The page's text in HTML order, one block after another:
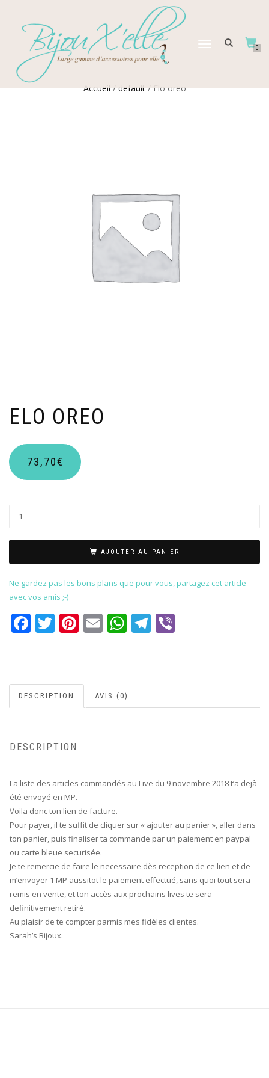
DÉPLIER
0
Accueil/default/ Elo oreo
ELO OREO
73,70€
AJOUTER AU PANIER
Ne gardez pas les bons plans que pour vous, partagez cet article
avec vos amis ;-)
Facebook
Twitter
Pinterest
EmailWhatsApp
Telegram
DESCRIPTION AVIS (0)
DESCRIPTION
La liste des articles commandés au Live du 9 novembre 2018 t’a dejà
été envoyé en MP.
Voila donc ton lien de facture.
Pour payer, il te suffit de cliquer sur « ajouter au panier », aller dans
ton panier, puis finaliser ta commande par un paiement en paypal
ou carte bleue securisée.
Je te remercie de faire le necessaire dès reception de ce lien et de
m’envoyer 1 MP aussitot le paiement effectué, sans quoi tout sera
remis en vente, et ton accès aux prochains lives te sera
definitivement retiré.
Au plaisir de te compter parmis mes fidèles clientes.
Sarah’s Bijoux.